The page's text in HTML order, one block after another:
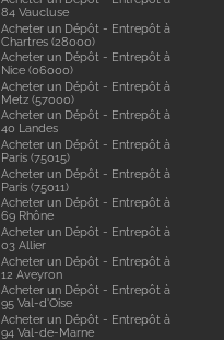
84 Vaucluse
Acheter un Dépôt - Entrepôt à
Chartres (28000)
Acheter un Dépôt - Entrepôt à
Nice (06000)
Acheter un Dépôt - Entrepôt à
Metz (57000)
Acheter un Dépôt - Entrepôt à
40 Landes
Acheter un Dépôt - Entrepôt à
Paris (75015)
Acheter un Dépôt - Entrepôt à
Paris (75011)
Acheter un Dépôt - Entrepôt à
69 Rhône
Acheter un Dépôt - Entrepôt à
03 Allier
Acheter un Dépôt - Entrepôt à
12 Aveyron
Acheter un Dépôt - Entrepôt à
95 Val-d'Oise
Acheter un Dépôt - Entrepôt à
94 Val-de-Marne